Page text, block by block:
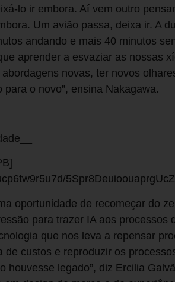
lo ir embora. Aí vem outro
Um avião passa, deixa ir. A
andando e mais 40 minutos
aprender a esvaziar as nossas
novas, ter novos
o novo”, ensina Nakagawa.
oportunidade de recomeçar do
para trazer IA aos
que nos leva a repensar
de custos e reproduzir os
houvesse legado”, diz Ercilia